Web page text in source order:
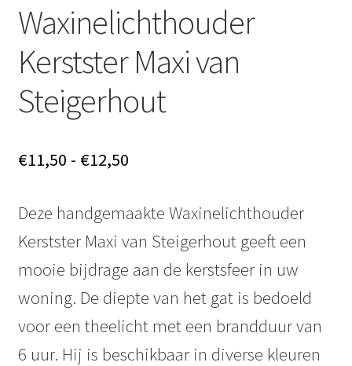
Waxinelichthouder
Kerstster Maxi van
Steigerhout
€11,50 - €12,50Prijsklasse:
tot
€12,50
Deze handgemaakte Waxinelichthouder
Kerstster Maxi van Steigerhout geeft een
mooie bijdrage aan de kerstsfeer in uw
woning. De diepte van het gat is bedoeld
voor een theelicht met een brandduur van
6 uur. Hij is beschikbaar in diverse kleuren